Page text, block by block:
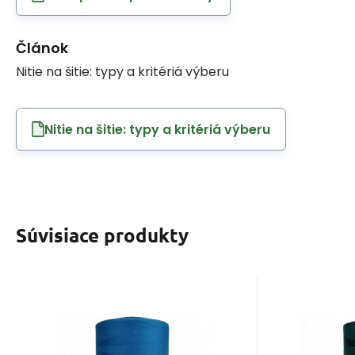
Článok
Nitie na šitie: typy a kritériá výberu
Nitie na šitie: typy a kritériá výberu
Súvisiace produkty
Niť VIGA 80 do
overlocku, 5000 m
Kód:80VIGA1115
EAN:8595721019940
0.30
6.40 EUR
Skladom 5 ks
Niť VIGA 80 do overlocku,
Niť
Niť VIGA